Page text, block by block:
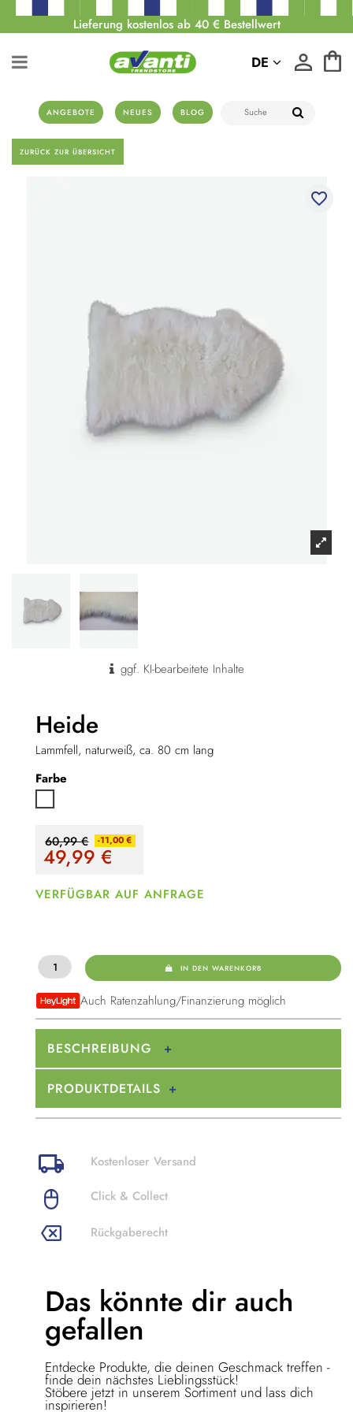
Lieferung kostenlos ab 40 € Bestellwert
ANGEBOTE NEUES BLOG
DE
ZURÜCK ZUR ÜBERSICHT
favorite_border
ggf. KI-bearbeitete Inhalte
Heide
Lammfell, naturweiß, ca. 80 cm lang
Farbe
60,99 € -11,00 €
49,99€
VERFÜGBAR AUF ANFRAGE
IN DEN WARENKORB
Auch Ratenzahlung/Finanzierung möglich
BESCHREIBUNG
PRODUKTDETAILS
Kostenloser Versand
Click & Collect
Rückgaberecht
Das könnte dir auch
gefallen
Entdecke Produkte, die deinen Geschmack treffen -
finde dein nächstes Lieblingsstück!
Stöbere jetzt in unserem Sortiment und lass dich
inspirieren!